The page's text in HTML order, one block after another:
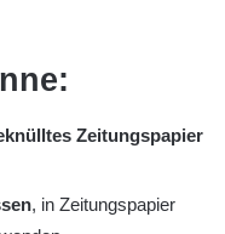
Zeitungspapier
, in Zeitungspapier